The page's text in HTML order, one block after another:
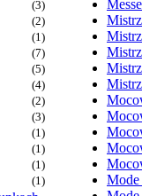
(3)
(2)
(1)
(7)
(5)
(4)
(2)
(3)
(1)
(1)
(1)
(1)
Mode